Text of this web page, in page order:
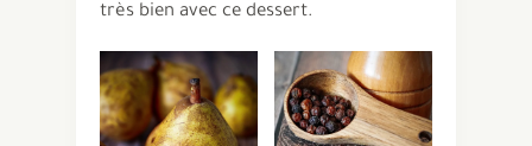
très bien avec ce dessert.